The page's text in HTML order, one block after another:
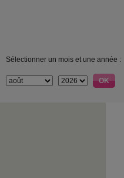
Sélectionner un mois et une année :